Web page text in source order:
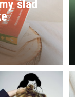
ślad